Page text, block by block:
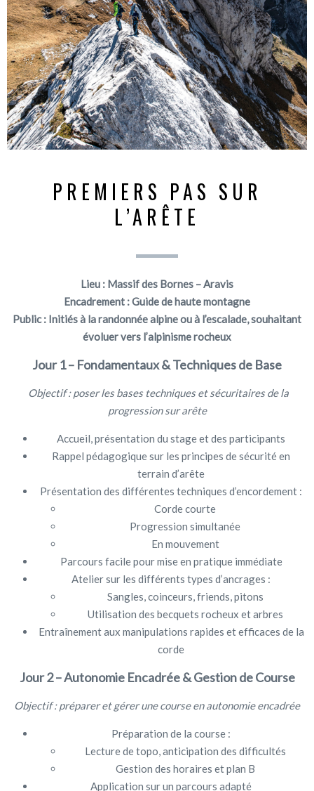
PREMIERS PAS SUR
L’ARÊTE
Lieu : Massif des Bornes – Aravis
Encadrement : Guide de haute montagne
Public : Initiés à la randonnée alpine ou à l’escalade, souhaitant
évoluer vers l’alpinisme rocheux
Jour 1 – Fondamentaux & Techniques de Base
Objectif : poser les bases techniques et sécuritaires de la
progression sur arête
Accueil, présentation du stage et des participants
Rappel pédagogique sur les principes de sécurité en
terrain d’arête
Présentation des différentes techniques d’encordement :
Corde courte
Progression simultanée
En mouvement
Parcours facile pour mise en pratique immédiate
Atelier sur les différents types d’ancrages :
Sangles, coinceurs, friends, pitons
Utilisation des becquets rocheux et arbres
Entraînement aux manipulations rapides et efficaces de la
corde
Jour 2 – Autonomie Encadrée & Gestion de Course
Objectif : préparer et gérer une course en autonomie encadrée
Préparation de la course :
Lecture de topo, anticipation des difficultés
Gestion des horaires et plan B
Application sur un parcours adapté